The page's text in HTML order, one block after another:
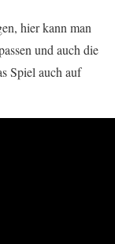
hier kann man
und auch die
Spiel auch auf